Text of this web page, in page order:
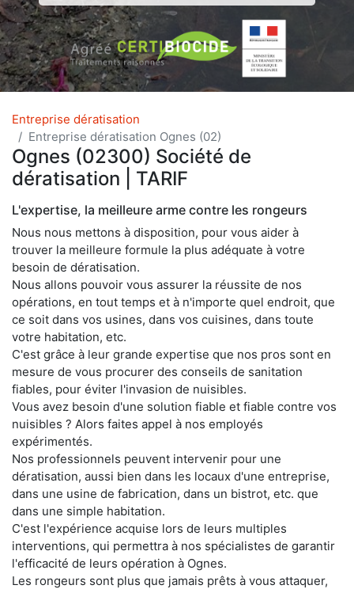
Entreprise dératisation
Entreprise dératisation Ognes (02)
Ognes (02300) Société de
dératisation | TARIF
L'expertise, la meilleure arme contre les rongeurs
Nous nous mettons à disposition, pour vous aider à
trouver la meilleure formule la plus adéquate à votre
besoin de dératisation.
Nous allons pouvoir vous assurer la réussite de nos
opérations, en tout temps et à n'importe quel endroit, que
ce soit dans vos usines, dans vos cuisines, dans toute
votre habitation, etc.
C'est grâce à leur grande expertise que nos pros sont en
mesure de vous procurer des conseils de sanitation
fiables, pour éviter l'invasion de nuisibles.
Vous avez besoin d'une solution fiable et fiable contre vos
nuisibles ? Alors faites appel à nos employés
expérimentés.
Nos professionnels peuvent intervenir pour une
dératisation, aussi bien dans les locaux d'une entreprise,
dans une usine de fabrication, dans un bistrot, etc. que
dans une simple habitation.
C'est l'expérience acquise lors de leurs multiples
interventions, qui permettra à nos spécialistes de garantir
l'efficacité de leurs opération à Ognes.
Les rongeurs sont plus que jamais prêts à vous attaquer,